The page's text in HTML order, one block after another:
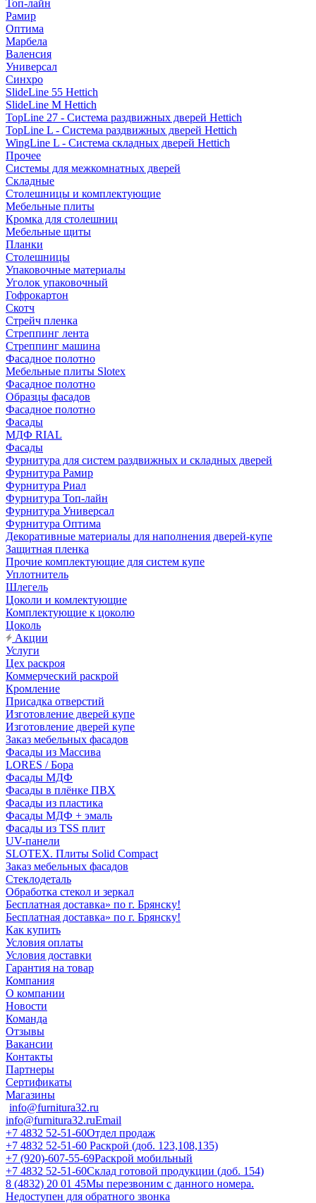
Топ-лайн
Рамир
Оптима
Марбела
Валенсия
Универсал
Синхро
SlideLine 55 Hettich
SlideLine M Hettich
TopLine 27 - Система раздвижных дверей Hettich
TopLine L - Система раздвижных дверей Hettich
WingLine L - Система складных дверей Hettich
Прочее
Системы для межкомнатных дверей
Складные
Столешницы и комплектующие
Мебельные плиты
Кромка для столешниц
Мебельные щиты
Планки
Столешницы
Упаковочные материалы
Уголок упаковочный
Гофрокартон
Скотч
Стрейч пленка
Стреппинг лента
Стреппинг машина
Фасадное полотно
Мебельные плиты Slotex
Фасадное полотно
Образцы фасадов
Фасадное полотно
Фасады
МДФ RIAL
Фасады
Фурнитура для систем раздвижных и складных дверей
Фурнитура Рамир
Фурнитура Риал
Фурнитура Топ-лайн
Фурнитура Универсал
Фурнитура Оптима
Декоративные материалы для наполнения дверей-купе
Защитная пленка
Прочие комплектующие для систем купе
Уплотнитель
Шлегель
Цоколи и комлектующие
Комплектующие к цоколю
Цоколь
Акции
Услуги
Цех раскроя
Коммерческий раскрой
Кромление
Присадка отверстий
Изготовление дверей купе
Изготовление дверей купе
Заказ мебельных фасадов
Фасады из Массива
LORES / Бора
Фасады МДФ
Фасады в плёнке ПВХ
Фасады из пластика
Фасады МДФ + эмаль
Фасады из TSS плит
UV-панели
SLOTEX. Плиты Solid Compact
Заказ мебельных фасадов
Стеклодеталь
Обработка стекол и зеркал
Бесплатная доставка» по г. Брянску!
Бесплатная доставка» по г. Брянску!
Как купить
Условия оплаты
Условия доставки
Гарантия на товар
Компания
О компании
Новости
Команда
Отзывы
Вакансии
Контакты
Партнеры
Сертификаты
Магазины
info@furnitura32.ru
info@furnitura32.ruEmail
+7 4832 52-51-60Отдел продаж
+7 4832 52-51-60 Раскрой (доб. 123,108,135)
+7 (920)-607-55-69Раскрой мобильный
+7 4832 52-51-60Склад готовой продукции (доб. 154)
8 (4832) 20 01 45Мы перезвоним с данного номера.
Недоступен для обратного звонка